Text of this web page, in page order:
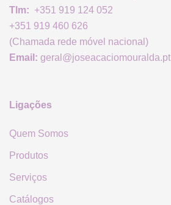
Tlm: +351 919 124 052
+351 919 460 626
(Chamada rede móvel nacional)
Email: geral@joseacaciomouralda.pt
Ligações
Quem Somos
Produtos
Serviços
Catálogos